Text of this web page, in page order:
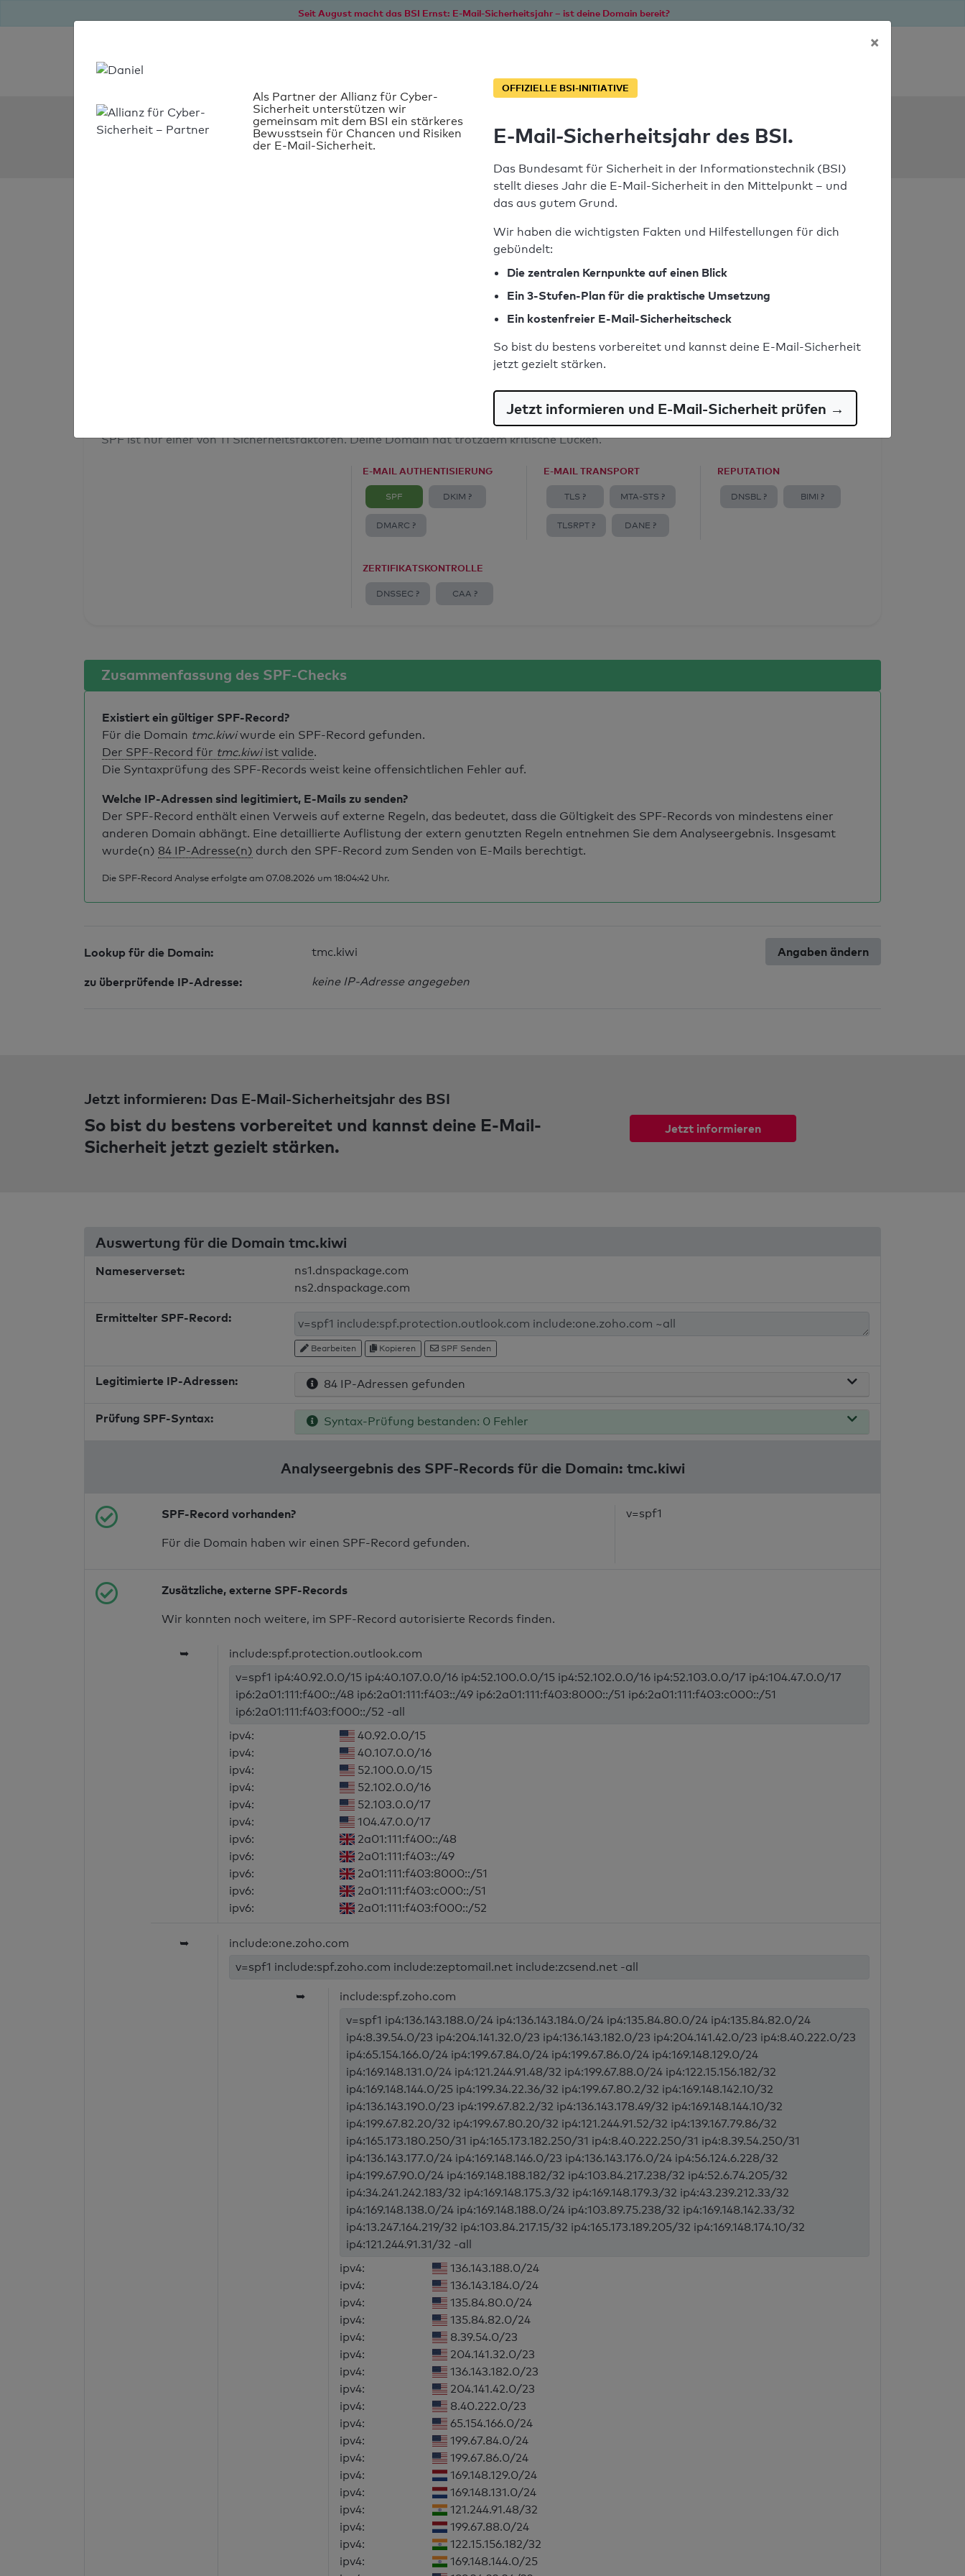
Seit August macht das BSI Ernst: E-Mail-Sicherheitsjahr – ist deine Domain bereit?
SPF Check:
Syntaxprüfung: 0 Fehler
SPF ist nur einer von 11 Sicherheitsfaktoren. Deine Domain hat trotzdem kritische Lücken.
E-MAIL AUTHENTISIERUNG
SPF DKIM ?
DMARC ?
E-MAIL TRANSPORT
TLS ? MTA-STS ?
TLSRPT ? DANE ?
REPUTATION
DNSBL ? BIMI ?
ZERTIFIKATSKONTROLLE
DNSSEC ? CAA ?
Zusammenfassung des SPF-Checks
Existiert ein gültiger SPF-Record?
Für die Domain tmc.kiwiwurde ein SPF-Record gefunden.
Der SPF-Record für tmc.kiwiist valide.
Die Syntaxprüfung des SPF-Records weist keine offensichtlichen Fehler auf.
Welche IP-Adressen sind legitimiert, E-Mails zu senden?
Der SPF-Record enthält einen Verweis auf externe Regeln, das bedeutet, dass die Gültigkeit des SPF-Records von mindestens einer
anderen Domain abhängt. Eine detaillierte Auflistung der extern genutzten Regeln entnehmen Sie dem Analyseergebnis. Insgesamt
wurde(n) 84 IP-Adresse(n) durch den SPF-Record zum Senden von E-Mails berechtigt.
Die SPF-Record Analyse erfolgte am 07.08.2026 um 18:04:42 Uhr.
Lookup für die Domain: tmc.kiwi
zu überprüfende IP-Adresse: keine IP-Adresse angegeben
Angaben ändern
×
Als Partner der Allianz für Cyber-
Sicherheit unterstützen wir
gemeinsam mit dem BSI ein stärkeres
Bewusstsein für Chancen und Risiken
der E-Mail-Sicherheit.
OFFIZIELLE BSI-INITIATIVE
E-Mail-Sicherheitsjahr des BSI.
Das Bundesamt für Sicherheit in der Informationstechnik (BSI)
stellt dieses Jahr die E-Mail-Sicherheit in den Mittelpunkt – und
das aus gutem Grund.
Wir haben die wichtigsten Fakten und Hilfestellungen für dich
gebündelt:
Die zentralen Kernpunkte auf einen Blick
Ein 3-Stufen-Plan für die praktische Umsetzung
Ein kostenfreier E-Mail-Sicherheitscheck
So bist du bestens vorbereitet und kannst deine E-Mail-Sicherheit
jetzt gezielt stärken.
Jetzt informieren und E-Mail-Sicherheit prüfen →
Jetzt informieren: Das E-Mail-Sicherheitsjahr des BSI
So bist du bestens vorbereitet und kannst deine E-Mail-
Sicherheit jetzt gezielt stärken.
Jetzt informieren
Auswertung für die Domain tmc.kiwi
Nameserverset:
ns1.dnspackage.com
ns2.dnspackage.com
Ermittelter SPF-Record:
Bearbeiten Kopieren SPF Senden
Legitimierte IP-Adressen: 84 IP-Adressen gefunden
Prüfung SPF-Syntax: Syntax-Prüfung bestanden: 0 Fehler
Analyseergebnis des SPF-Records für die Domain: tmc.kiwi
SPF-Record vorhanden?
Für die Domain haben wir einen SPF-Record gefunden.
v=spf1
Zusätzliche, externe SPF-Records
Wir konnten noch weitere, im SPF-Record autorisierte Records finden.
➥
include:spf.protection.outlook.com
v=spf1 ip4:40.92.0.0/15 ip4:40.107.0.0/16 ip4:52.100.0.0/15 ip4:52.102.0.0/16 ip4:52.103.0.0/17 ip4:104.47.0.0/17
ip6:2a01:111:f400::/48 ip6:2a01:111:f403::/49 ip6:2a01:111:f403:8000::/51 ip6:2a01:111:f403:c000::/51
ip6:2a01:111:f403:f000::/52 -all
ipv4:
40.92.0.0/15
ipv4:
40.107.0.0/16
ipv4:
52.100.0.0/15
ipv4:
52.102.0.0/16
ipv4:
52.103.0.0/17
ipv4:
104.47.0.0/17
ipv6:
2a01:111:f400::/48
ipv6:
2a01:111:f403::/49
ipv6:
2a01:111:f403:8000::/51
ipv6:
2a01:111:f403:c000::/51
ipv6:
2a01:111:f403:f000::/52
➥
include:one.zoho.com
v=spf1 include:spf.zoho.com include:zeptomail.net include:zcsend.net -all
➥
include:spf.zoho.com
v=spf1 ip4:136.143.188.0/24 ip4:136.143.184.0/24 ip4:135.84.80.0/24 ip4:135.84.82.0/24
ip4:8.39.54.0/23 ip4:204.141.32.0/23 ip4:136.143.182.0/23 ip4:204.141.42.0/23 ip4:8.40.222.0/23
ip4:65.154.166.0/24 ip4:199.67.84.0/24 ip4:199.67.86.0/24 ip4:169.148.129.0/24
ip4:169.148.131.0/24 ip4:121.244.91.48/32 ip4:199.67.88.0/24 ip4:122.15.156.182/32
ip4:169.148.144.0/25 ip4:199.34.22.36/32 ip4:199.67.80.2/32 ip4:169.148.142.10/32
ip4:136.143.190.0/23 ip4:199.67.82.2/32 ip4:136.143.178.49/32 ip4:169.148.144.10/32
ip4:199.67.82.20/32 ip4:199.67.80.20/32 ip4:121.244.91.52/32 ip4:139.167.79.86/32
ip4:165.173.180.250/31 ip4:165.173.182.250/31 ip4:8.40.222.250/31 ip4:8.39.54.250/31
ip4:136.143.177.0/24 ip4:169.148.146.0/23 ip4:136.143.176.0/24 ip4:56.124.6.228/32
ip4:199.67.90.0/24 ip4:169.148.188.182/32 ip4:103.84.217.238/32 ip4:52.6.74.205/32
ip4:34.241.242.183/32 ip4:169.148.175.3/32 ip4:169.148.179.3/32 ip4:43.239.212.33/32
ip4:169.148.138.0/24 ip4:169.148.188.0/24 ip4:103.89.75.238/32 ip4:169.148.142.33/32
ip4:13.247.164.219/32 ip4:103.84.217.15/32 ip4:165.173.189.205/32 ip4:169.148.174.10/32
ip4:121.244.91.31/32 -all
ipv4:
136.143.188.0/24
ipv4:
136.143.184.0/24
ipv4:
135.84.80.0/24
ipv4:
135.84.82.0/24
ipv4:
8.39.54.0/23
ipv4:
204.141.32.0/23
ipv4:
136.143.182.0/23
ipv4:
204.141.42.0/23
ipv4:
8.40.222.0/23
ipv4:
65.154.166.0/24
ipv4:
199.67.84.0/24
ipv4:
199.67.86.0/24
ipv4:
169.148.129.0/24
ipv4:
169.148.131.0/24
ipv4:
121.244.91.48/32
ipv4:
199.67.88.0/24
ipv4:
122.15.156.182/32
ipv4:
169.148.144.0/25